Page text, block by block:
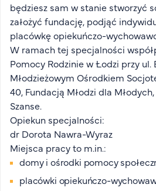
Wirtualny Pokój Studenta
będziesz sam w stanie stworzyć
założyć fundację, podjąć
placówkę opiekuńczo-
W ramach tej specjalności
Pomocy Rodzinie w Łodzi przy ul.
Młodzieżowym Ośrodkiem
40, Fundacją Młodzi dla
Szanse.
Opiekun specjalności:
dr Dorota Nawra-Wyraz
Miejsca pracy to m.in.:
domy i ośrodki pomocy
placówki opiekuńczo-